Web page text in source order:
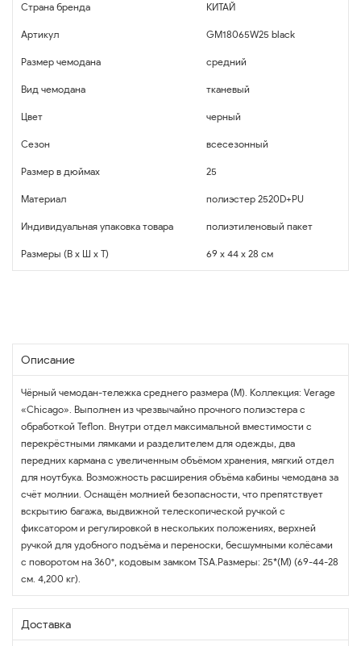
Страна бренда КИТАЙ
Артикул GM18065W25 black
Размер чемодана средний
Вид чемодана тканевый
Цвет черный
Сезон всесезонный
Размер в дюймах 25
Материал полиэстер 2520D+PU
Индивидуальная упаковка товара полиэтиленовый пакет
Размеры (В x Ш x Т) 69 x 44 x 28 см
Описание
Чёрный чемодан-тележка среднего размера (M). Коллекция: Verage
«Chicago». Выполнен из чрезвычайно прочного полиэстера с
обработкой Teflon. Внутри отдел максимальной вместимости с
перекрёстными лямками и разделителем для одежды, два
передних кармана с увеличенным объёмом хранения, мягкий отдел
для ноутбука. Возможность расширения объёма кабины чемодана за
счёт молнии. Оснащён молнией безопасности, что препятствует
вскрытию багажа, выдвижной телескопической ручкой с
фиксатором и регулировкой в нескольких положениях, верхней
ручкой для удобного подъёма и переноски, бесшумными колёсами
с поворотом на 360°, кодовым замком TSA.Размеры: 25*(M) (69-44-28
см. 4,200 кг).
Доставка